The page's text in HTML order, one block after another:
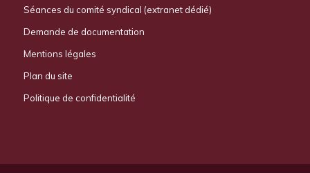
Séances du comité syndical (extranet dédié)
Demande de documentation
Mentions légales
Plan du site
Politique de confidentialité